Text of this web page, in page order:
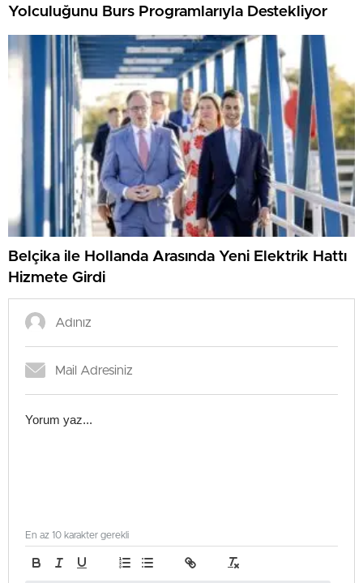
Yolculuğunu Burs Programlarıyla Destekliyor
Belçika ile Hollanda Arasında Yeni Elektrik Hattı
Hizmete Girdi
En az 10 karakter gerekli